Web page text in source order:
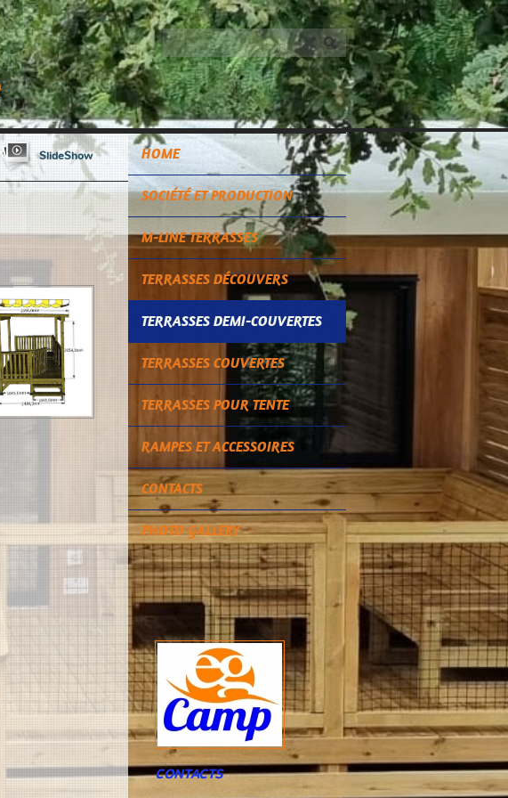
SlideShow HOME
SOCIÉTÉ ET PRODUCTION
M-LINE TERRASSES
TERRASSES DÉCOUVERS
TERRASSES DEMI-COUVERTES
TERRASSES COUVERTES
TERRASSES POUR TENTE
RAMPES ET ACCESSOIRES
CONTACTS
PHOTO GALLERY
CONTACTS